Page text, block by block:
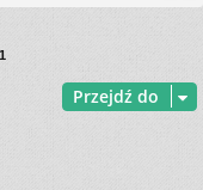
1
Przejdź do